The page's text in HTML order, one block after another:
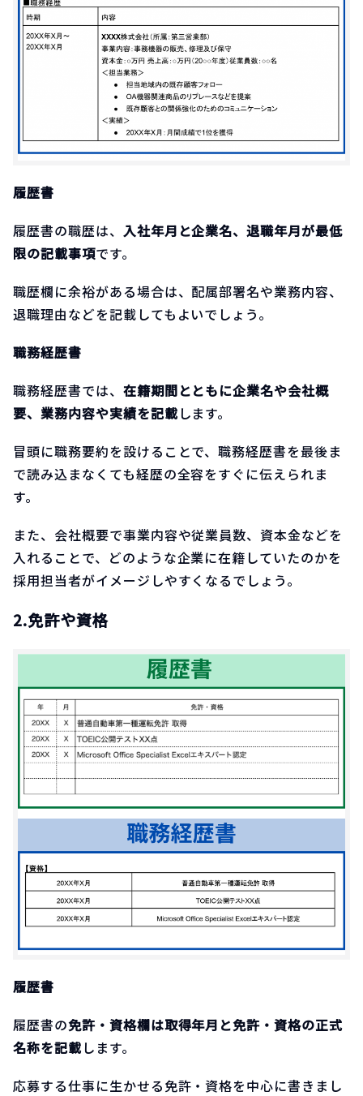
履歴書
履歴書の職歴は、 入社年月と企業名、退職年月が最低
限の記載事項です。
職歴欄に余裕がある場合は、配属部署名や業務内容、
退職理由などを記載してもよいでしょう。
職務経歴書
職務経歴書では、 在籍期間とともに企業名や会社概
要、業務内容や実績を記載 します。
冒頭に職務要約を設けることで、職務経歴書を最後ま
で読み込まなくても経歴の全容をすぐに伝えられま
す。
また、会社概要で事業内容や従業員数、資本金などを
入れることで、どのような企業に在籍していたのかを
採用担当者がイメージしやすくなるでしょう。
2.免許や資格
履歴書
履歴書の免許・資格欄は取得年月と免許・資格の正式
名称を記載 します。
応募する仕事に生かせる免許・資格を中心に書きまし